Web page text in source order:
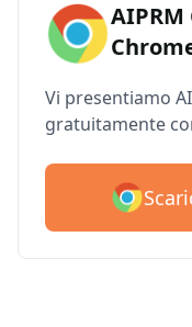
AIPRM
Vi presentiamo
gratuitamente